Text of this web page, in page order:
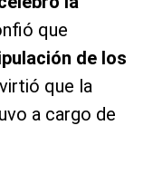
que
de los
que la
a cargo de